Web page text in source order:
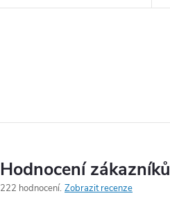
Hodnocení zákazníků
222 hodnocení Zobrazit recenze